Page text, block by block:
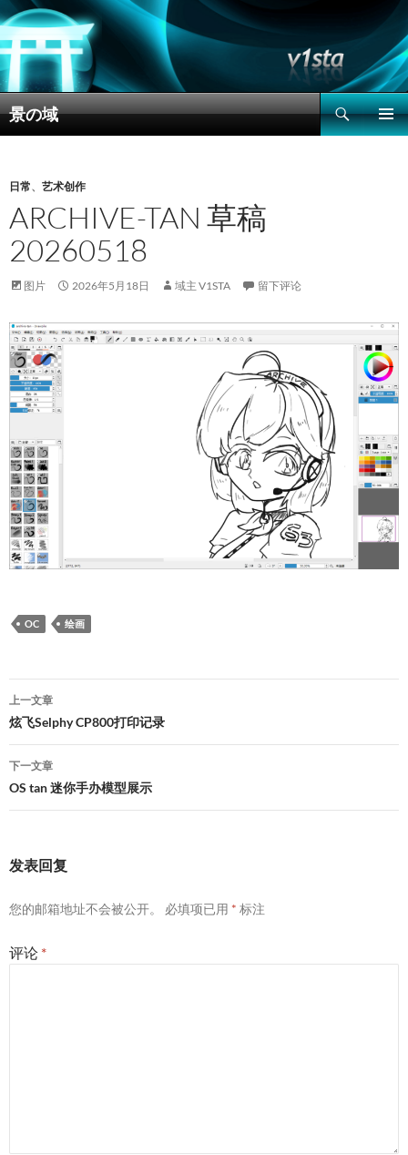
景の域
搜
索
文
日常、 艺术创作
ARCHIVE-TAN 草稿
20260518
图片 2026年5月18日 域主 V1STA 留下评论
OC 绘画
文
章
导
航
上一文章
炫飞Selphy CP800打印记录
下一文章
OS tan 迷你手办模型展示
发表回复
您的邮箱地址不会被公开。 必填项已用 * 标注
评论 *